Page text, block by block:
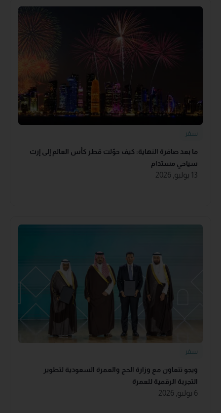
سفر
ما بعد صافرة النهاية: كيف حوّلت قطر كأس العالم إلى إرث
سياحي مستدام
13 يوليو, 2026
سفر
ويجو تتعاون مع وزارة الحج والعمرة السعودية لتطوير
التجربة الرقمية للعمرة
6 يوليو, 2026